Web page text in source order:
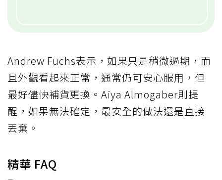
Andrew Fuchs表示，如果只是稍微過期，而
且外觀看起來正常，通常仍可安心服用，但
最好儘快補貨更換。Aiya Almogaber則提
醒，如果無法確定，最安全的做法還是直接
丟棄。
精華 FAQ